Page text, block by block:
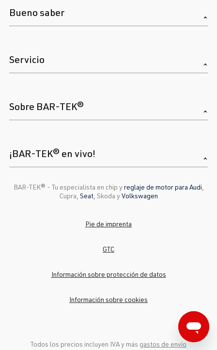
Bueno saber
Servicio
Sobre BAR-TEK®
¡BAR-TEK® en vivo!
BAR-TEK®️ - Tu especialista en chip yreglaje de motor para Audi
Cupra, Seat, Skoda yVolkswagen
Todos los precios incluyen IVA y más gastos de envío
Pie de imprenta
GTC
Información sobre protección de datos
Información sobre cookies